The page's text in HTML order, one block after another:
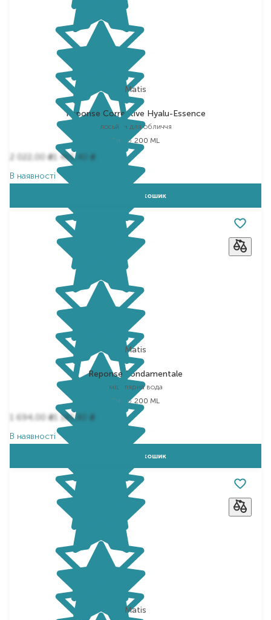
Matis
Reponse Corrective Hyalu-Essence
лосьйон для обличчя
Вибір 200 ML
2 022,00₴1 415,40
₴
В наявності
Додати в кошик
Matis
Reponse Fondamentale
міцелярна вода
Вибір 200 ML
1 694,00₴1 185,80
₴
В наявності
Додати в кошик
Matis